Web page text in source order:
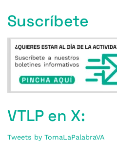
Suscríbete
VTLP en X:
Tweets by TomaLaPalabraVA